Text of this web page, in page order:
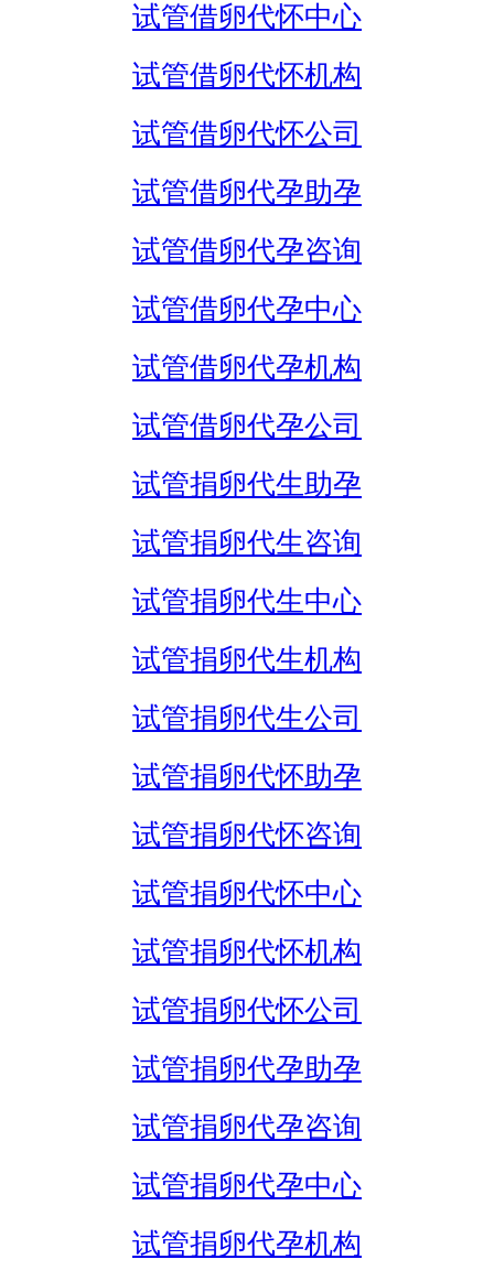
试管借卵代怀中心
试管借卵代怀机构
试管借卵代怀公司
试管借卵代孕助孕
试管借卵代孕咨询
试管借卵代孕中心
试管借卵代孕机构
试管借卵代孕公司
试管捐卵代生助孕
试管捐卵代生咨询
试管捐卵代生中心
试管捐卵代生机构
试管捐卵代生公司
试管捐卵代怀助孕
试管捐卵代怀咨询
试管捐卵代怀中心
试管捐卵代怀机构
试管捐卵代怀公司
试管捐卵代孕助孕
试管捐卵代孕咨询
试管捐卵代孕中心
试管捐卵代孕机构